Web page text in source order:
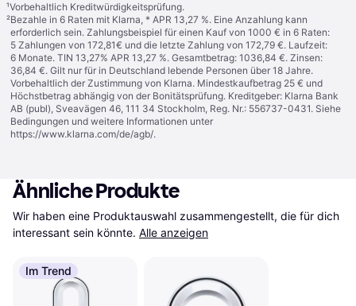
¹Vorbehaltlich Kreditwürdigkeitsprüfung.
²Bezahle in 6 Raten mit Klarna, * APR 13,27 %. Eine Anzahlung kann
erforderlich sein. Zahlungsbeispiel für einen Kauf von 1000 € in 6 Raten:
5 Zahlungen von 172,81€ und die letzte Zahlung von 172,79 €. Laufzeit:
6 Monate. TIN 13,27% APR 13,27 %. Gesamtbetrag: 1036,84 €. Zinsen:
36,84 €. Gilt nur für in Deutschland lebende Personen über 18 Jahre.
Vorbehaltlich der Zustimmung von Klarna. Mindestkaufbetrag 25 € und
Höchstbetrag abhängig von der Bonitätsprüfung. Kreditgeber: Klarna Bank
AB (publ), Sveavägen 46, 111 34 Stockholm, Reg. Nr.: 556737-0431. Siehe
Bedingungen und weitere Informationen unter
https://www.klarna.com/de/agb/.
Ähnliche Produkte
Wir haben eine Produktauswahl zusammengestellt, die für dich
interessant sein könnte. Alle anzeigen
Im Trend